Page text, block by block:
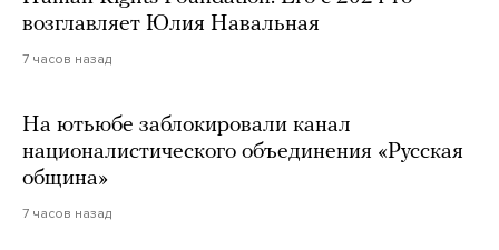
возглавляет Юлия Навальная
7 часов назад
На ютьюбе заблокировали канал
националистического объединения «Русская
община»
7 часов назад